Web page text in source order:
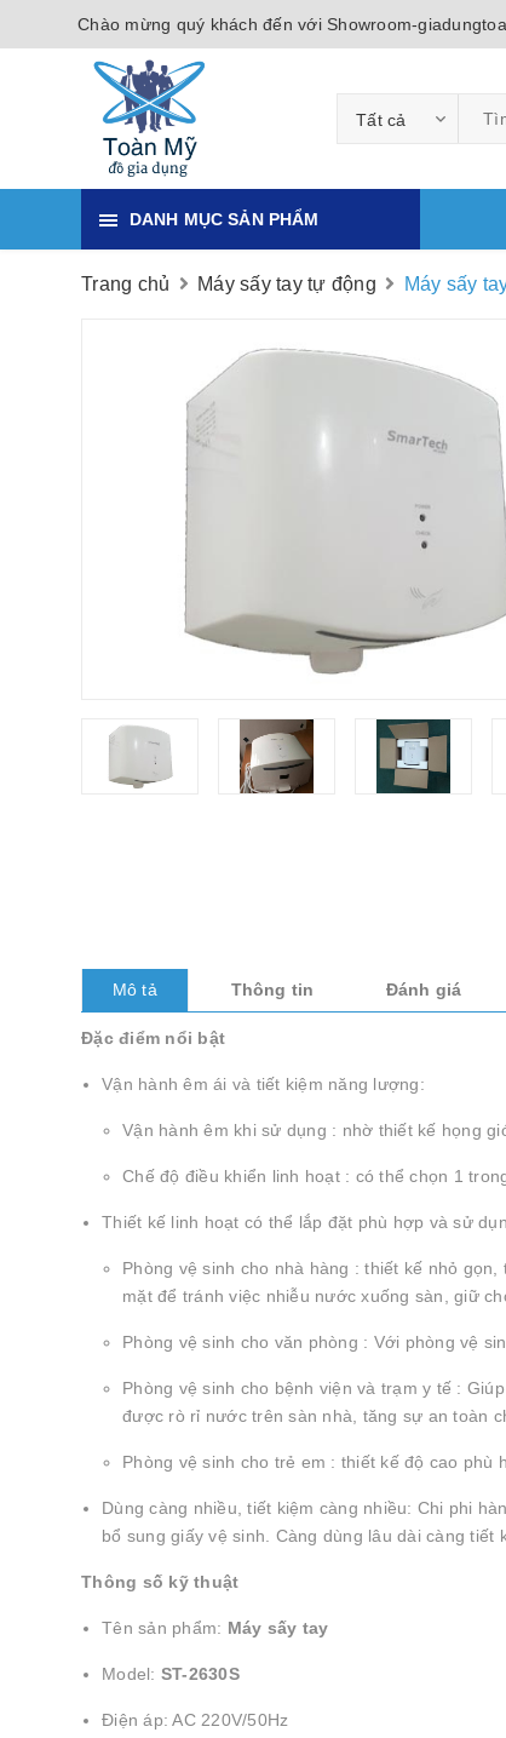
Chào mừng quý khách đến với Showroom-
Tất cả
DANH MỤC SẢN PHẨM
Trang chủ Máy sấy tay tự động Máy sấy
Mô tả Thông tin Đánh giá
Đặc điểm nổi bật
Vận hành êm ái và tiết kiệm năng lượng:
Vận hành êm khi sử dụng : nhờ thiết kế họng
Chế độ điều khiển linh hoạt : có thể chọn 1
Thiết kế linh hoạt có thể lắp đặt phù hợp và sử
Phòng vệ sinh cho nhà hàng : thiết kế nhỏ
mặt để tránh việc nhiễu nước xuống sàn, giữ
Phòng vệ sinh cho văn phòng : Với phòng vệ
Phòng vệ sinh cho bệnh viện và trạm y tế :
được rò rỉ nước trên sàn nhà, tăng sự an toàn
Phòng vệ sinh cho trẻ em : thiết kế độ cao phù
Dùng càng nhiều, tiết kiệm càng nhiều: Chi phi
bổ sung giấy vệ sinh. Càng dùng lâu dài càng tiết
Thông số kỹ thuật
Tên sản phẩm: Máy sấy tay
Model: ST-2630S
Điện áp: AC 220V/50Hz